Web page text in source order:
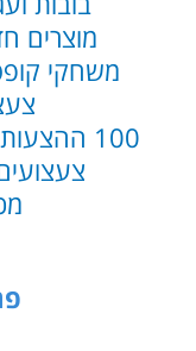
מוצרים
משחקי
100 ההצעות הנבחרות